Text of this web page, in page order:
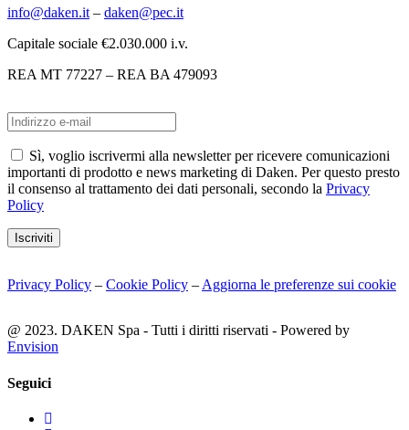
info@daken.it – daken@pec.it
Capitale sociale €2.030.000 i.v.
REA MT 77227 – REA BA 479093
Sì, voglio iscrivermi alla newsletter per ricevere comunicazioni
importanti di prodotto e news marketing di Daken. Per questo presto
il consenso al trattamento dei dati personali, secondo la Privacy
Policy
Iscriviti
Privacy Policy – Cookie Policy – Aggiorna le preferenze sui cookie
@ 2023. DAKEN Spa - Tutti i diritti riservati - Powered by
Envision
Seguici